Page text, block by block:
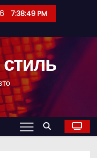
7:38:50 PM